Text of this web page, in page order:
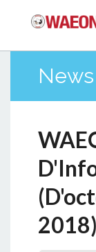
News
2018)